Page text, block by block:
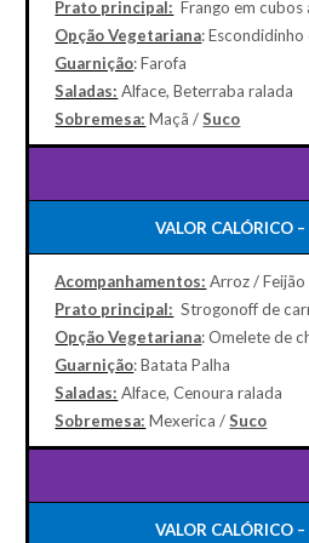
Prato principal: Frango em cubos
Opção Vegetariana:
Guarnição: Farofa
Saladas: Alface, Beterraba ralada
Sobremesa: Maçã /Suco
VALOR CALÓRICO
Acompanhamentos: Arroz /
Prato principal: Strogonoff de
Opção Vegetariana: Omelete de
Guarnição: Batata Palha
Saladas: Alface, Cenoura ralada
Sobremesa: Mexerica /Suco
VALOR CALÓRICO